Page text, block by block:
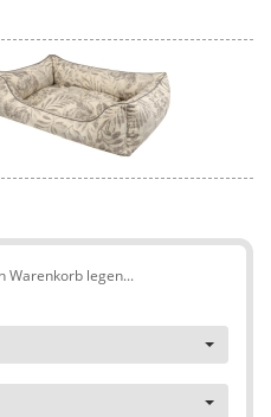
Warenkorb legen...